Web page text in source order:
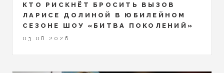
КТО РИСКНЁТ БРОСИТЬ ВЫЗОВ
ЛАРИСЕ ДОЛИНОЙ В ЮБИЛЕЙНОМ
СЕЗОНЕ ШОУ «БИТВА ПОКОЛЕНИЙ»
03.08.2026